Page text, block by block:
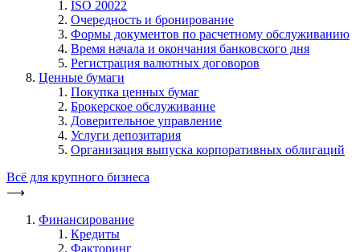
ISO 20022
Очередность и бронирование
Формы документов по расчетному обслуживанию
Время начала и окончания банковского дня
Регистрация валютных договоров
Ценные бумаги
Покупка ценных бумаг
Брокерское обслуживание
Доверительное управление
Услуги депозитария
Организация выпуска корпоративных облигаций
Всё для крупного бизнеса
⟶
Финансирование
Кредиты
Факторинг